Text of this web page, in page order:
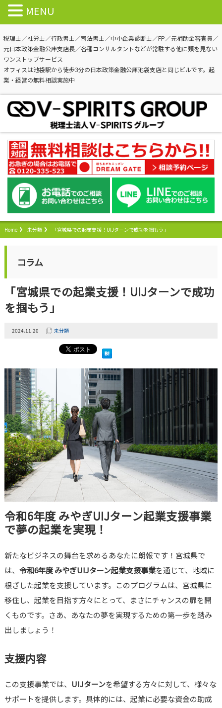
税理士／社労士／行政書士／司法書士／中小企業診断士／FP／元補助金審査員／
元日本政策金融公庫支店長／各種コンサルタントなどが常駐する他に類を見ない
ワンストップサービス
オフィスは池袋駅から徒歩3分の日本政策金融公庫池袋支店と同じビルです。起
業・経営の無料相談実施中
Home 未分類 「宮城県での起業支援！UIJターンで成功を掴もう」
コラム
「宮城県での起業支援！UIJターンで成功
を掴もう」
2024.11.20 未分類
令和6年度 みやぎUIJターン起業支援事業
で夢の起業を実現！
新たなビジネスの舞台を求めるあなたに朗報です！宮城県で
は、 令和6年度 みやぎUIJターン起業支援事業を通じて、地域に
根ざした起業を支援しています。このプログラムは、宮城県に
移住し、起業を目指す方々にとって、まさにチャンスの扉を開
くものです。さあ、あなたの夢を実現するための第一歩を踏み
出しましょう！
支援内容
この支援事業では、 UIJターンを希望する方々に対して、様々な
サポートを提供します。具体的には、起業に必要な資金の助成
MENU